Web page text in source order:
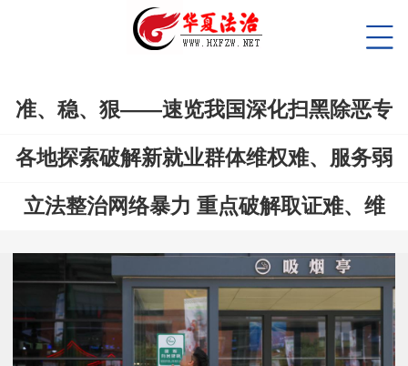
准、稳、狠——速览我国深化扫黑除恶专
各地探索破解新就业群体维权难、服务弱
立法整治网络暴力 重点破解取证难、维